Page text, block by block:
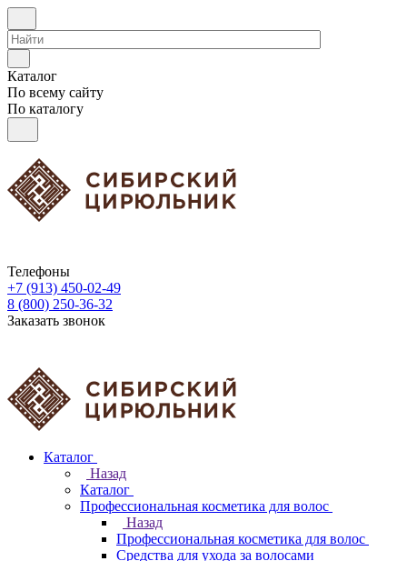
Каталог
По всему сайту
По каталогу
Телефоны
+7 (913) 450-02-49
8 (800) 250-36-32
Заказать звонок
Каталог
Назад
Каталог
Профессиональная косметика для волос
Назад
Профессиональная косметика для волос
Средства для ухода за волосами